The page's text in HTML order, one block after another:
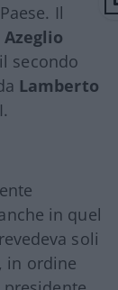
Il
secondo
Lamberto
in quel
soli
in ordine